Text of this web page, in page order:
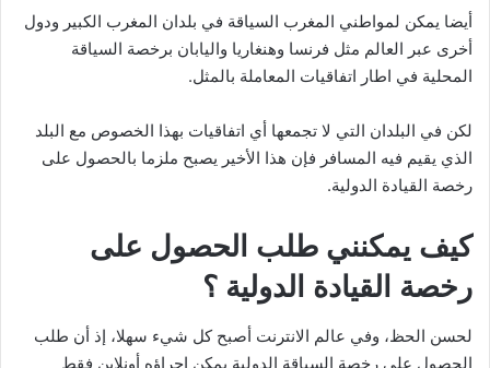
أيضا يمكن لمواطني المغرب السياقة في بلدان المغرب الكبير ودول
أخرى عبر العالم مثل فرنسا وهنغاريا واليابان برخصة السياقة
المحلية في اطار اتفاقيات المعاملة بالمثل.
لكن في البلدان التي لا تجمعها أي اتفاقيات بهذا الخصوص مع البلد
الذي يقيم فيه المسافر فإن هذا الأخير يصبح ملزما بالحصول على
رخصة القيادة الدولية.
كيف يمكنني طلب الحصول على
رخصة القيادة الدولية ؟
لحسن الحظ، وفي عالم الانترنت أصبح كل شيء سهلا، إذ أن طلب
الحصول على رخصة السياقة الدولية يمكن اجراؤه أونلاين فقط